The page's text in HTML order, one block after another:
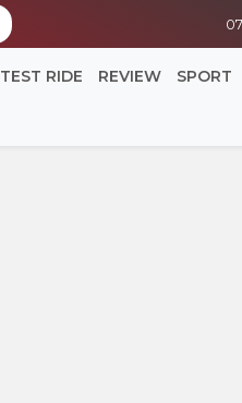
TEST RIDE REVIEW SPORT